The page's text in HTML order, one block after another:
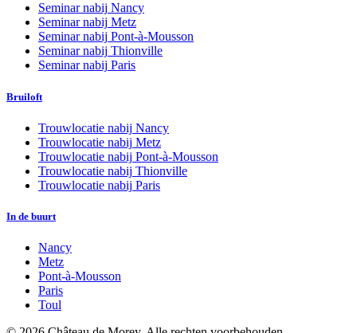
Seminar nabij Nancy
Seminar nabij Metz
Seminar nabij Pont-à-Mousson
Seminar nabij Thionville
Seminar nabij Paris
Bruiloft
Trouwlocatie nabij Nancy
Trouwlocatie nabij Metz
Trouwlocatie nabij Pont-à-Mousson
Trouwlocatie nabij Thionville
Trouwlocatie nabij Paris
In de buurt
Nancy
Metz
Pont-à-Mousson
Paris
Toul